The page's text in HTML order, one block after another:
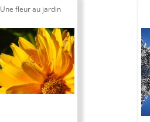
Une fleur au jardin